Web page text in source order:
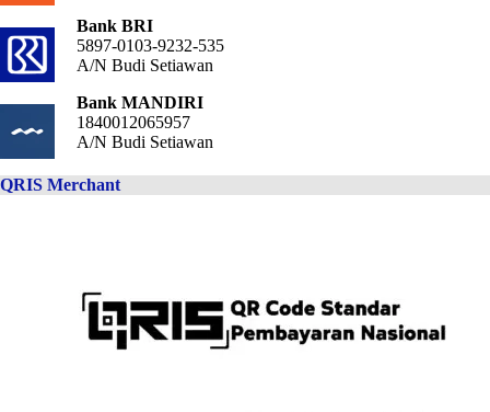
Bank BRI
5897-0103-9232-535
A/N Budi Setiawan
Bank MANDIRI
1840012065957
A/N Budi Setiawan
QRIS Merchant